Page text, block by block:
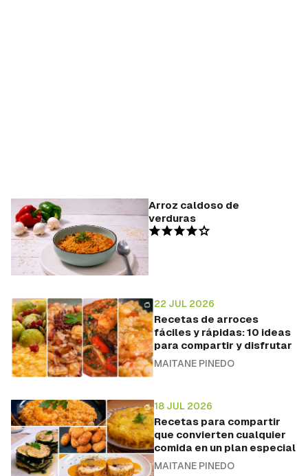
Arroz caldoso de
verduras
22 JUL 2026
Recetas de arroces
fáciles y rápidas: 10 ideas
para compartir y disfrutar
MAITANE PINEDO
18 JUL 2026
Recetas para compartir
que convierten cualquier
comida en un plan especial
MAITANE PINEDO